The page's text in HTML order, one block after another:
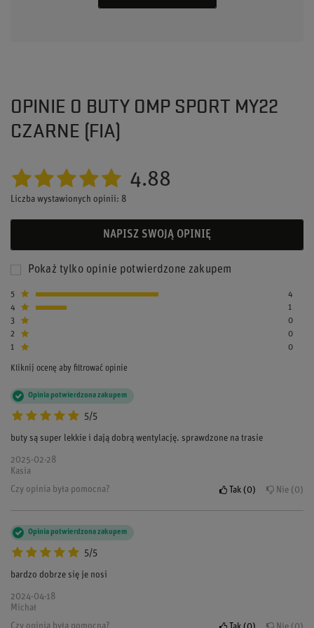
OPINIE O BUTY OMP SPORT MY22
CZARNE (FIA)
4.88
Liczba wystawionych opinii: 8
NAPISZ SWOJĄ OPINIĘ
Pokaż tylko opinie potwierdzone zakupem
5
4
4
1
3
0
2
0
1
0
Kliknij ocenę aby filtrować opinie
5/5
Opinia potwierdzona zakupem
buty są super lekkie i dają dobrą wentylację. sprawdzone na trasie
2025-02-28
Kasia
Czy opinia była pomocna?
Tak 0 Nie 0
5/5
Opinia potwierdzona zakupem
bardzo dobrze się je nosi
2024-04-18
Michał